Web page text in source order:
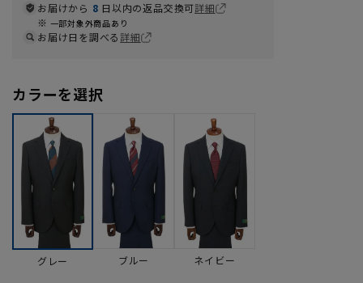
お届けから 8 日以内の返品交換可詳細
一部対象外商品あり
お届け日を調べる詳細
カラーを選択
グレー ブルー ネイビー